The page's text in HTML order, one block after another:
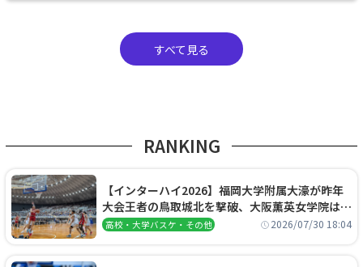
すべて見る
RANKING
【インターハイ2026】福岡大学附属大濠が昨年
大会王者の鳥取城北を撃破、大阪薫英女学院は岐
阜女子に完勝、大会3日目試合結果
高校・大学バスケ・その他 2026/07/30 18:04